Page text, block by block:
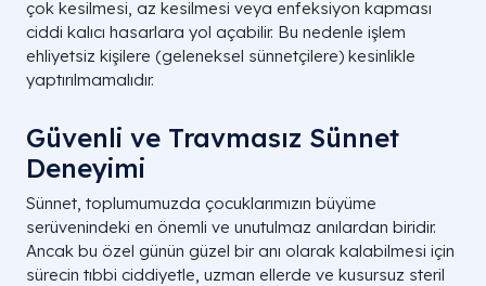
çok kesilmesi, az kesilmesi veya enfeksiyon kapması
ciddi kalıcı hasarlara yol açabilir. Bu nedenle işlem
ehliyetsiz kişilere (geleneksel sünnetçilere) kesinlikle
yaptırılmamalıdır.
Güvenli ve Travmasız Sünnet
Deneyimi
Sünnet, toplumumuzda çocuklarımızın büyüme
serüvenindeki en önemli ve unutulmaz anılardan biridir.
Ancak bu özel günün güzel bir anı olarak kalabilmesi için
sürecin tıbbi ciddiyetle, uzman ellerde ve kusursuz steril